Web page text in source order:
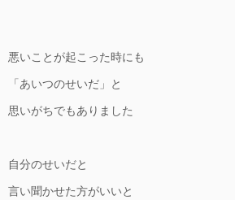
悪いことが起こった時にも
「あいつのせいだ」と
思いがちでもありました
自分のせいだと
言い聞かせた方がいいと